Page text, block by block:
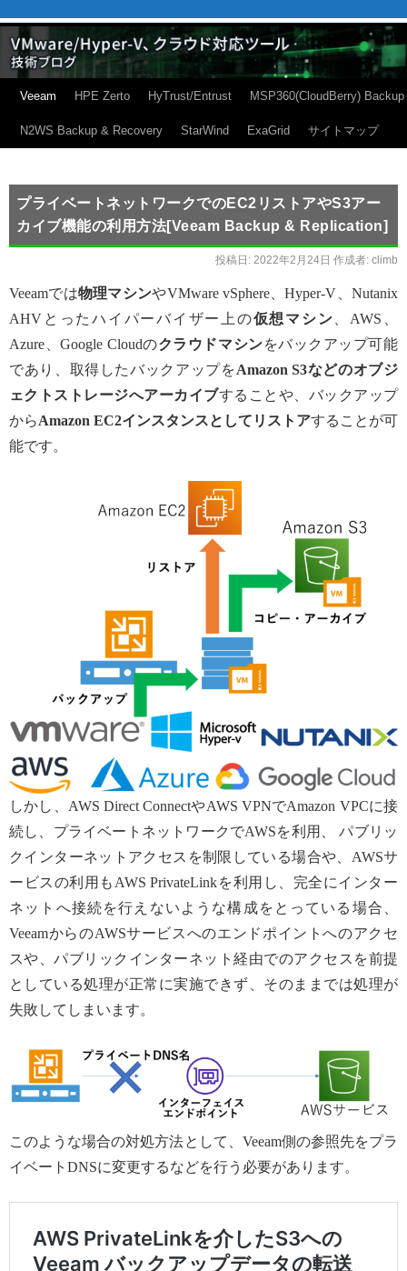
Veeam HPE Zerto HyTrust/Entrust MSP360(CloudBerry) Backup
N2WS Backup & Recovery StarWind ExaGrid サイトマップ
プライベートネットワークでのEC2リストアやS3アー
カイブ機能の利用方法[Veeam Backup & Replication]
投稿日: 2022年2月24日 作成者: climb
Veeamでは物理マシンやVMware vSphere、Hyper-V、Nutanix
AHVとったハイパーバイザー上の仮想マシン 、AWS、
Azure、Google Cloudのクラウドマシンをバックアップ可能
であり、取得したバックアップをAmazon S3などのオブジ
ェクトストレージへアーカイブすることや、バックアップ
からAmazon EC2インスタンスとしてリストアすることが可
能です。
しかし、AWS Direct ConnectやAWS VPNでAmazon VPCに接
続し、プライベートネットワークでAWSを利用、 パブリッ
クインターネットアクセスを制限している場合や、AWSサ
ービスの利用もAWS PrivateLinkを利用し、完全にインター
ネットへ接続を行えないような構成をとっている場合、
VeeamからのAWSサービスへのエンドポイントへのアクセ
スや、パブリックインターネット経由でのアクセスを前提
としている処理が正常に実施できず、そのままでは処理が
失敗してしまいます。
このような場合の対処方法として、Veeam側の参照先をプラ
イベートDNSに変更するなどを行う必要があります。